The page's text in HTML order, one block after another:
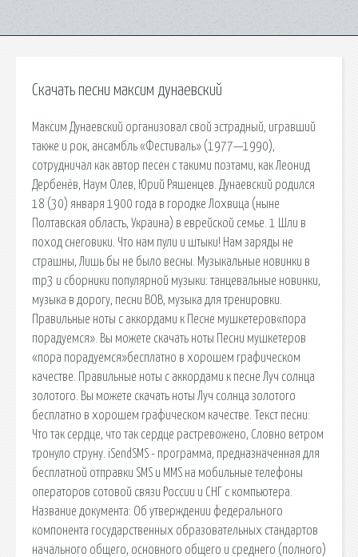
Скачать песни максим дунаевский
Максим Дунаевский организовал свой эстрадный, игравший
также и рок, ансамбль «Фестиваль» (1977—1990),
сотрудничал как автор песен с такими поэтами, как Леонид
Дербенёв, Наум Олев, Юрий Ряшенцев. Дунаевский родился
18 (30) января 1900 года в городке Лохвица (ныне
Полтавская область, Украина) в еврейской семье. 1 Шли в
поход снеговики. Что нам пули и штыки! Нам заряды не
страшны, Лишь бы не было весны. Музыкальные новинки в
mp3 и сборники популярной музыки: танцевальные новинки,
музыка в дорогу, песни ВОВ, музыка для тренировки.
Правильные ноты с аккордами к Песне мушкетеров«пора
порадуемся». Вы можете скачать ноты Песни мушкетеров
«пора порадуемся»бесплатно в хорошем графическом
качестве. Правильные ноты с аккордами к песне Луч солнца
золотого. Вы можете скачать ноты Луч солнца золотого
бесплатно в хорошем графическом качестве. Текст песни:
Что так сердце, что так сердце растревожено, Словно ветром
тронуло струну. iSendSMS - программа, предназначенная для
бесплатной отправки SMS и MMS на мобильные телефоны
операторов сотовой связи России и СНГ с компьютера.
Название документа: Об утверждении федерального
компонента государственных образовательных стандартов
начального общего, основного общего и среднего (полного)